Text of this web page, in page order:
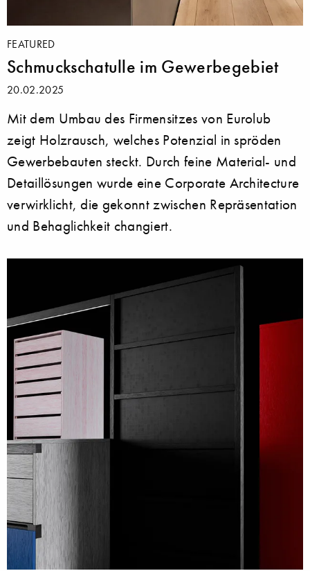
FEATURED
Schmuckschatulle im Gewerbegebiet
20.02.2025
Mit dem Umbau des Firmensitzes von Eurolub
zeigt Holzrausch, welches Potenzial in spröden
Gewerbebauten steckt. Durch feine Material- und
Detaillösungen wurde eine Corporate Architecture
verwirklicht, die gekonnt zwischen Repräsentation
und Behaglichkeit changiert.